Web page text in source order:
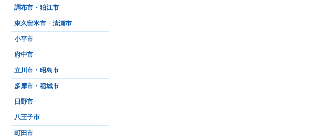
調布市・狛江市
東久留米市・清瀬市
小平市
府中市
立川市・昭島市
多摩市・稲城市
日野市
八王子市
町田市